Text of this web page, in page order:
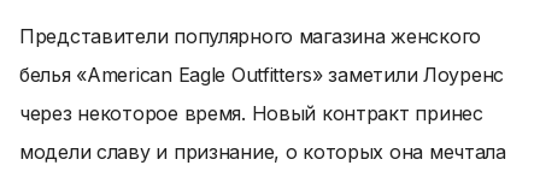
Представители популярного магазина женского
белья «American Eagle Outfitters» заметили Лоуренс
через некоторое время. Новый контракт принес
модели славу и признание, о которых она мечтала